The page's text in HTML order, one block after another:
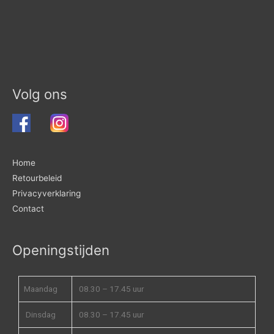
Volg ons
Home
Retourbeleid
Privacyverklaring
Contact
Openingstijden
Maandag 08.30 – 17.45 uur
Dinsdag 08.30 – 17.45 uur